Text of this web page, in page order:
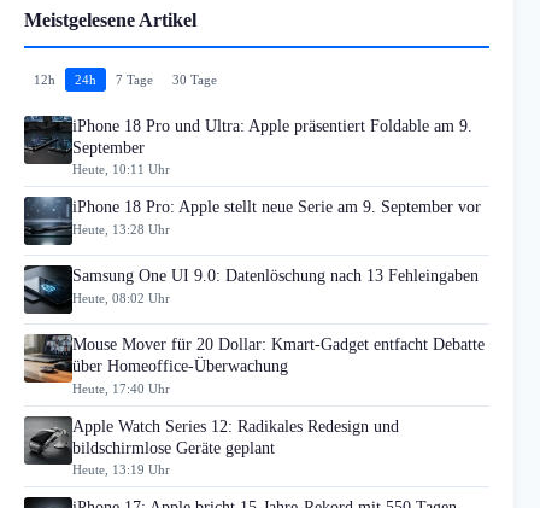
Meistgelesene Artikel
12h 24h 7 Tage 30 Tage
iPhone 18 Pro und Ultra: Apple präsentiert Foldable am 9.
September
Heute, 10:11 Uhr
iPhone 18 Pro: Apple stellt neue Serie am 9. September vor
Heute, 13:28 Uhr
Samsung One UI 9.0: Datenlöschung nach 13 Fehleingaben
Heute, 08:02 Uhr
Mouse Mover für 20 Dollar: Kmart-Gadget entfacht Debatte
über Homeoffice-Überwachung
Heute, 17:40 Uhr
Apple Watch Series 12: Radikales Redesign und
bildschirmlose Geräte geplant
Heute, 13:19 Uhr